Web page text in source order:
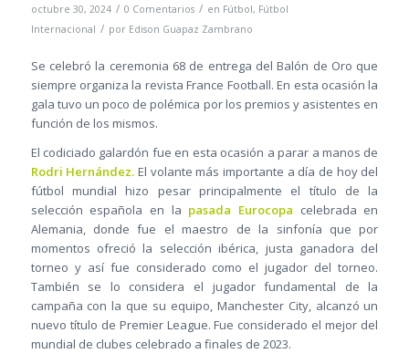
octubre 30, 2024 / 0 Comentarios / en Fútbol, Fútbol
Internacional / por Edison Guapaz Zambrano
Se celebró la ceremonia 68 de entrega del Balón de Oro que
siempre organiza la revista France Football. En esta ocasión la
gala tuvo un poco de polémica por los premios y asistentes en
función de los mismos.
El codiciado galardón fue en esta ocasión a parar a manos de
Rodri Hernández. El volante más importante a día de hoy del
fútbol mundial hizo pesar principalmente el título de la
selección española en la pasada Eurocopa celebrada en
Alemania, donde fue el maestro de la sinfonía que por
momentos ofreció la selección ibérica, justa ganadora del
torneo y así fue considerado como el jugador del torneo.
También se lo considera el jugador fundamental de la
campaña con la que su equipo, Manchester City, alcanzó un
nuevo título de Premier League. Fue considerado el mejor del
mundial de clubes celebrado a finales de 2023.